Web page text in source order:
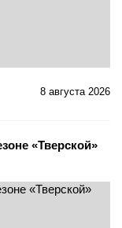
8 августа 2026
«Тверской»